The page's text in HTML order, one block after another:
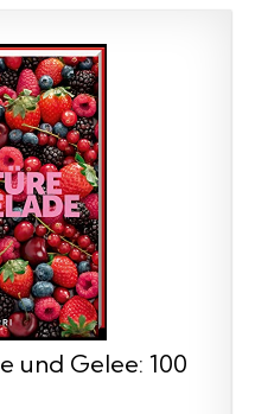
und Gelee: 100